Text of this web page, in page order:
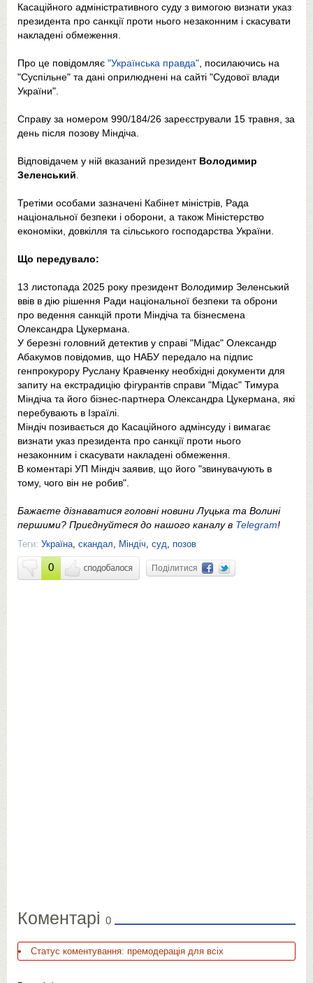
Касаційного адміністративного суду з вимогою визнати указ
президента про санкції проти нього незаконним і скасувати
накладені обмеження.
Про це повідомляє "Українська правда" , посилаючись на
"Суспільне" та дані оприлюднені на сайті "Судової влади
України".
Справу за номером 990/184/26 зареєстрували 15 травня, за
день після позову Міндіча.
Відповідачем у ній вказаний президент Володимир
Зеленський
Третіми особами зазначені Кабінет міністрів, Рада
національної безпеки і оборони, а також Міністерство
економіки, довкілля та сільського господарства України.
Що передувало:
13 листопада 2025 року президент Володимир Зеленський
ввів в дію рішення Ради національної безпеки та оброни
про ведення санкцій проти Міндіча та бізнесмена
Олександра Цукермана.
У березні головний детектив у справі "Мідас" Олександр
Абакумов повідомив, що НАБУ передало на підпис
генпрокурору Руслану Кравченку необхідні документи для
запиту на екстрадицію фігурантів справи "Мідас" Тимура
Міндіча та його бізнес-партнера Олександра Цукермана, які
перебувають в Ізраїлі.
Міндіч позивається до Касаційного адмінсуду і вимагає
визнати указ президента про санкції проти нього
незаконним і скасувати накладені обмеження.
В коментарі УП Міндіч заявив, що його "звинувачують в
тому, чого він не робив".
Бажаєте дізнаватися головні новини Луцька та Волині
першими? Приєднуйтеся до нашого каналу в Telegram!
Теги: Україна скандал Міндіч суд позов
0 Поділитися
Коментарі 0
Статус коментування: премодерація для всіх